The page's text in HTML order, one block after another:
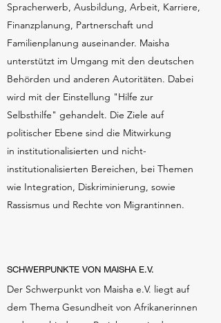
Spracherwerb, Ausbildung, Arbeit, Karriere,
Finanzplanung, Partnerschaft und
Familienplanung auseinander. Maisha
unterstützt im Umgang mit den deutschen
Behörden und anderen Autoritäten. Dabei
wird mit der Einstellung "Hilfe zur
Selbsthilfe" gehandelt. Die Ziele auf
politischer Ebene sind die Mitwirkung
in institutionalisierten und nicht-
institutionalisierten Bereichen, bei Themen
wie Integration, Diskriminierung, sowie
Rassismus und Rechte von Migrantinnen.
SCHWERPUNKTE VON MAISHA E.V.
Der Schwerpunkt von Maisha e.V. liegt auf
dem Thema Gesundheit von Afrikanerinnen